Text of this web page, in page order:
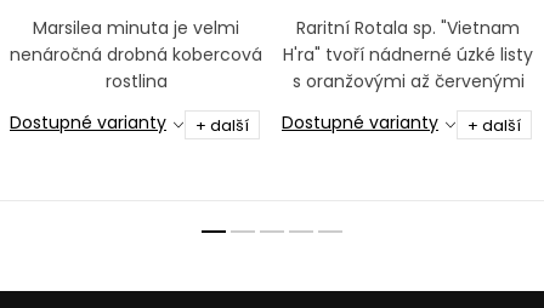
Marsilea minuta je velmi
nenáročná drobná kobercová
rostlina
Dostupné varianty
+ další
Raritní Rotala sp. "Vietnam
H'ra" tvoří nádnerné úzké listy
s oranžovými až červenými
Dostupné varianty + další